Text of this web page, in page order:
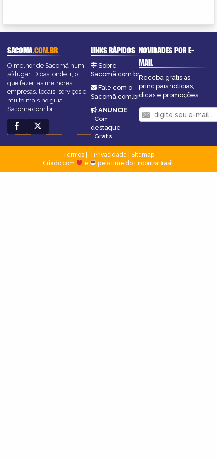
SACOMA.COM.BR
O melhor de Sacomã num
só lugar! Dicas, onde ir, o
que fazer, as melhores
empresas, locais, serviços e
muito mais no guia
Sacoma.com.br.
LINKS RÁPIDOS
Sobre
Sacomã.com.br
Fale com o
Sacomã.com.br
ANUNCIE:
Com
destaque |
Grátis
NOVIDADES POR E-
MAIL
Receba grátis as
principais notícias,
dicas e promoções
Termos Privacidade
Sitemap
Criado com
e pelo time do EncontraBrasil